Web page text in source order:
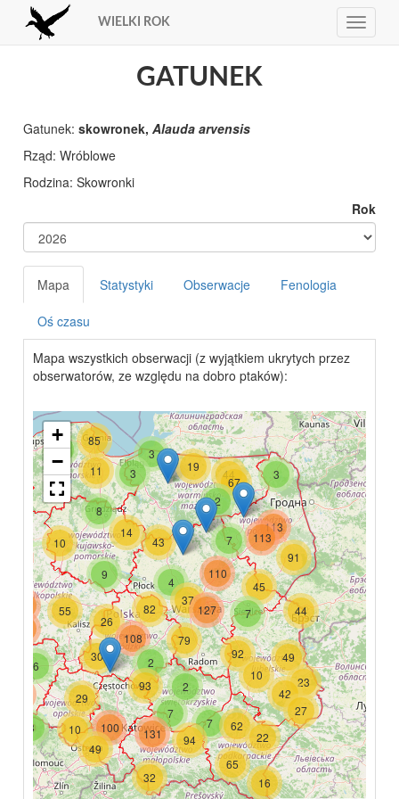
Toggle
WIELKI ROK
GATUNEK
Gatunek:skowronek,Alauda arvensis
Rząd:
Rodzina:
Rok
Mapa Statystyki Obserwacje Fenologia
Oś czasu
Mapa wszystkich obserwacji (z wyjątkiem ukrytych przez
obserwatorów, ze względu na dobro ptaków):
23
10
42
49
27
7
32
7
131
16
62
65
94 22
7 44
3
10
7
11
85
3
19
113
91
7
45
110
3
44
113
2
67
30
2
2
37
92
79
127
8
43
14
4
26
9
108
82
10
93
49
100
29
55
3
6
+
−